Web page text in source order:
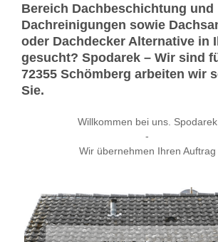
Bereich Dachbeschichtung und
Dachreinigungen sowie
oder Dachdecker Alternative in
gesucht? Spodarek – Wir sind
72355 Schömberg arbeiten wir
Sie.
Willkommen bei uns. Spodarek
-
Wir übernehmen Ihren Auftrag